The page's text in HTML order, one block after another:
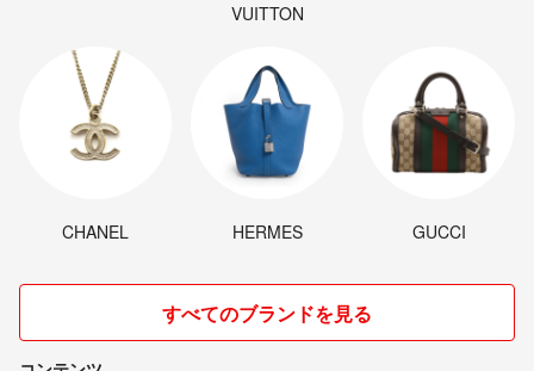
VUITTON
CHANEL HERMES GUCCI
すべてのブランドを見る